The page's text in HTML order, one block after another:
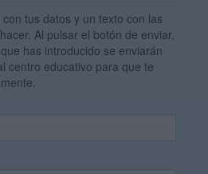
tus datos y un texto con las
Al pulsar el botón de enviar,
has introducido se enviarán
centro educativo para que te